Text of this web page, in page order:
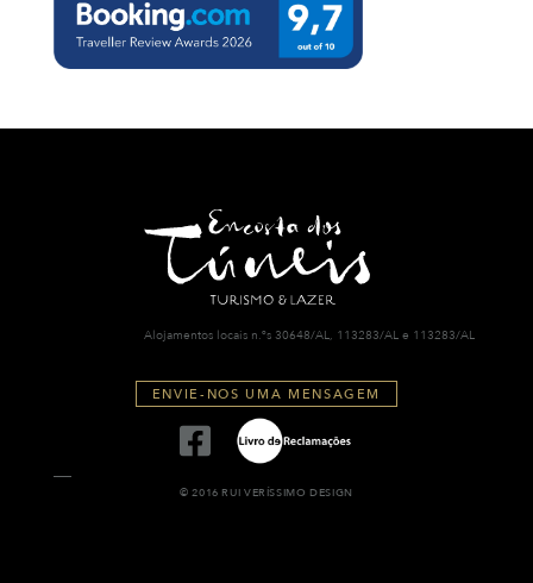
Alojamentos locais n.ºs 30648/AL, 113283/AL e 113283/AL
ENVIE-NOS UMA MENSAGEM
© 2016 RUI VERÍSSIMO DESIGN